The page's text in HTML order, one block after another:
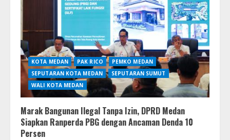
KOTA MEDAN PAK RICO
PEMKO MEDAN
SEPUTARAN KOTA MEDAN
SEPUTARAN SUMUT
WALI KOTA MEDAN
Marak Bangunan Ilegal Tanpa Izin, DPRD Medan
Siapkan Ranperda PBG dengan Ancaman Denda 10
Persen